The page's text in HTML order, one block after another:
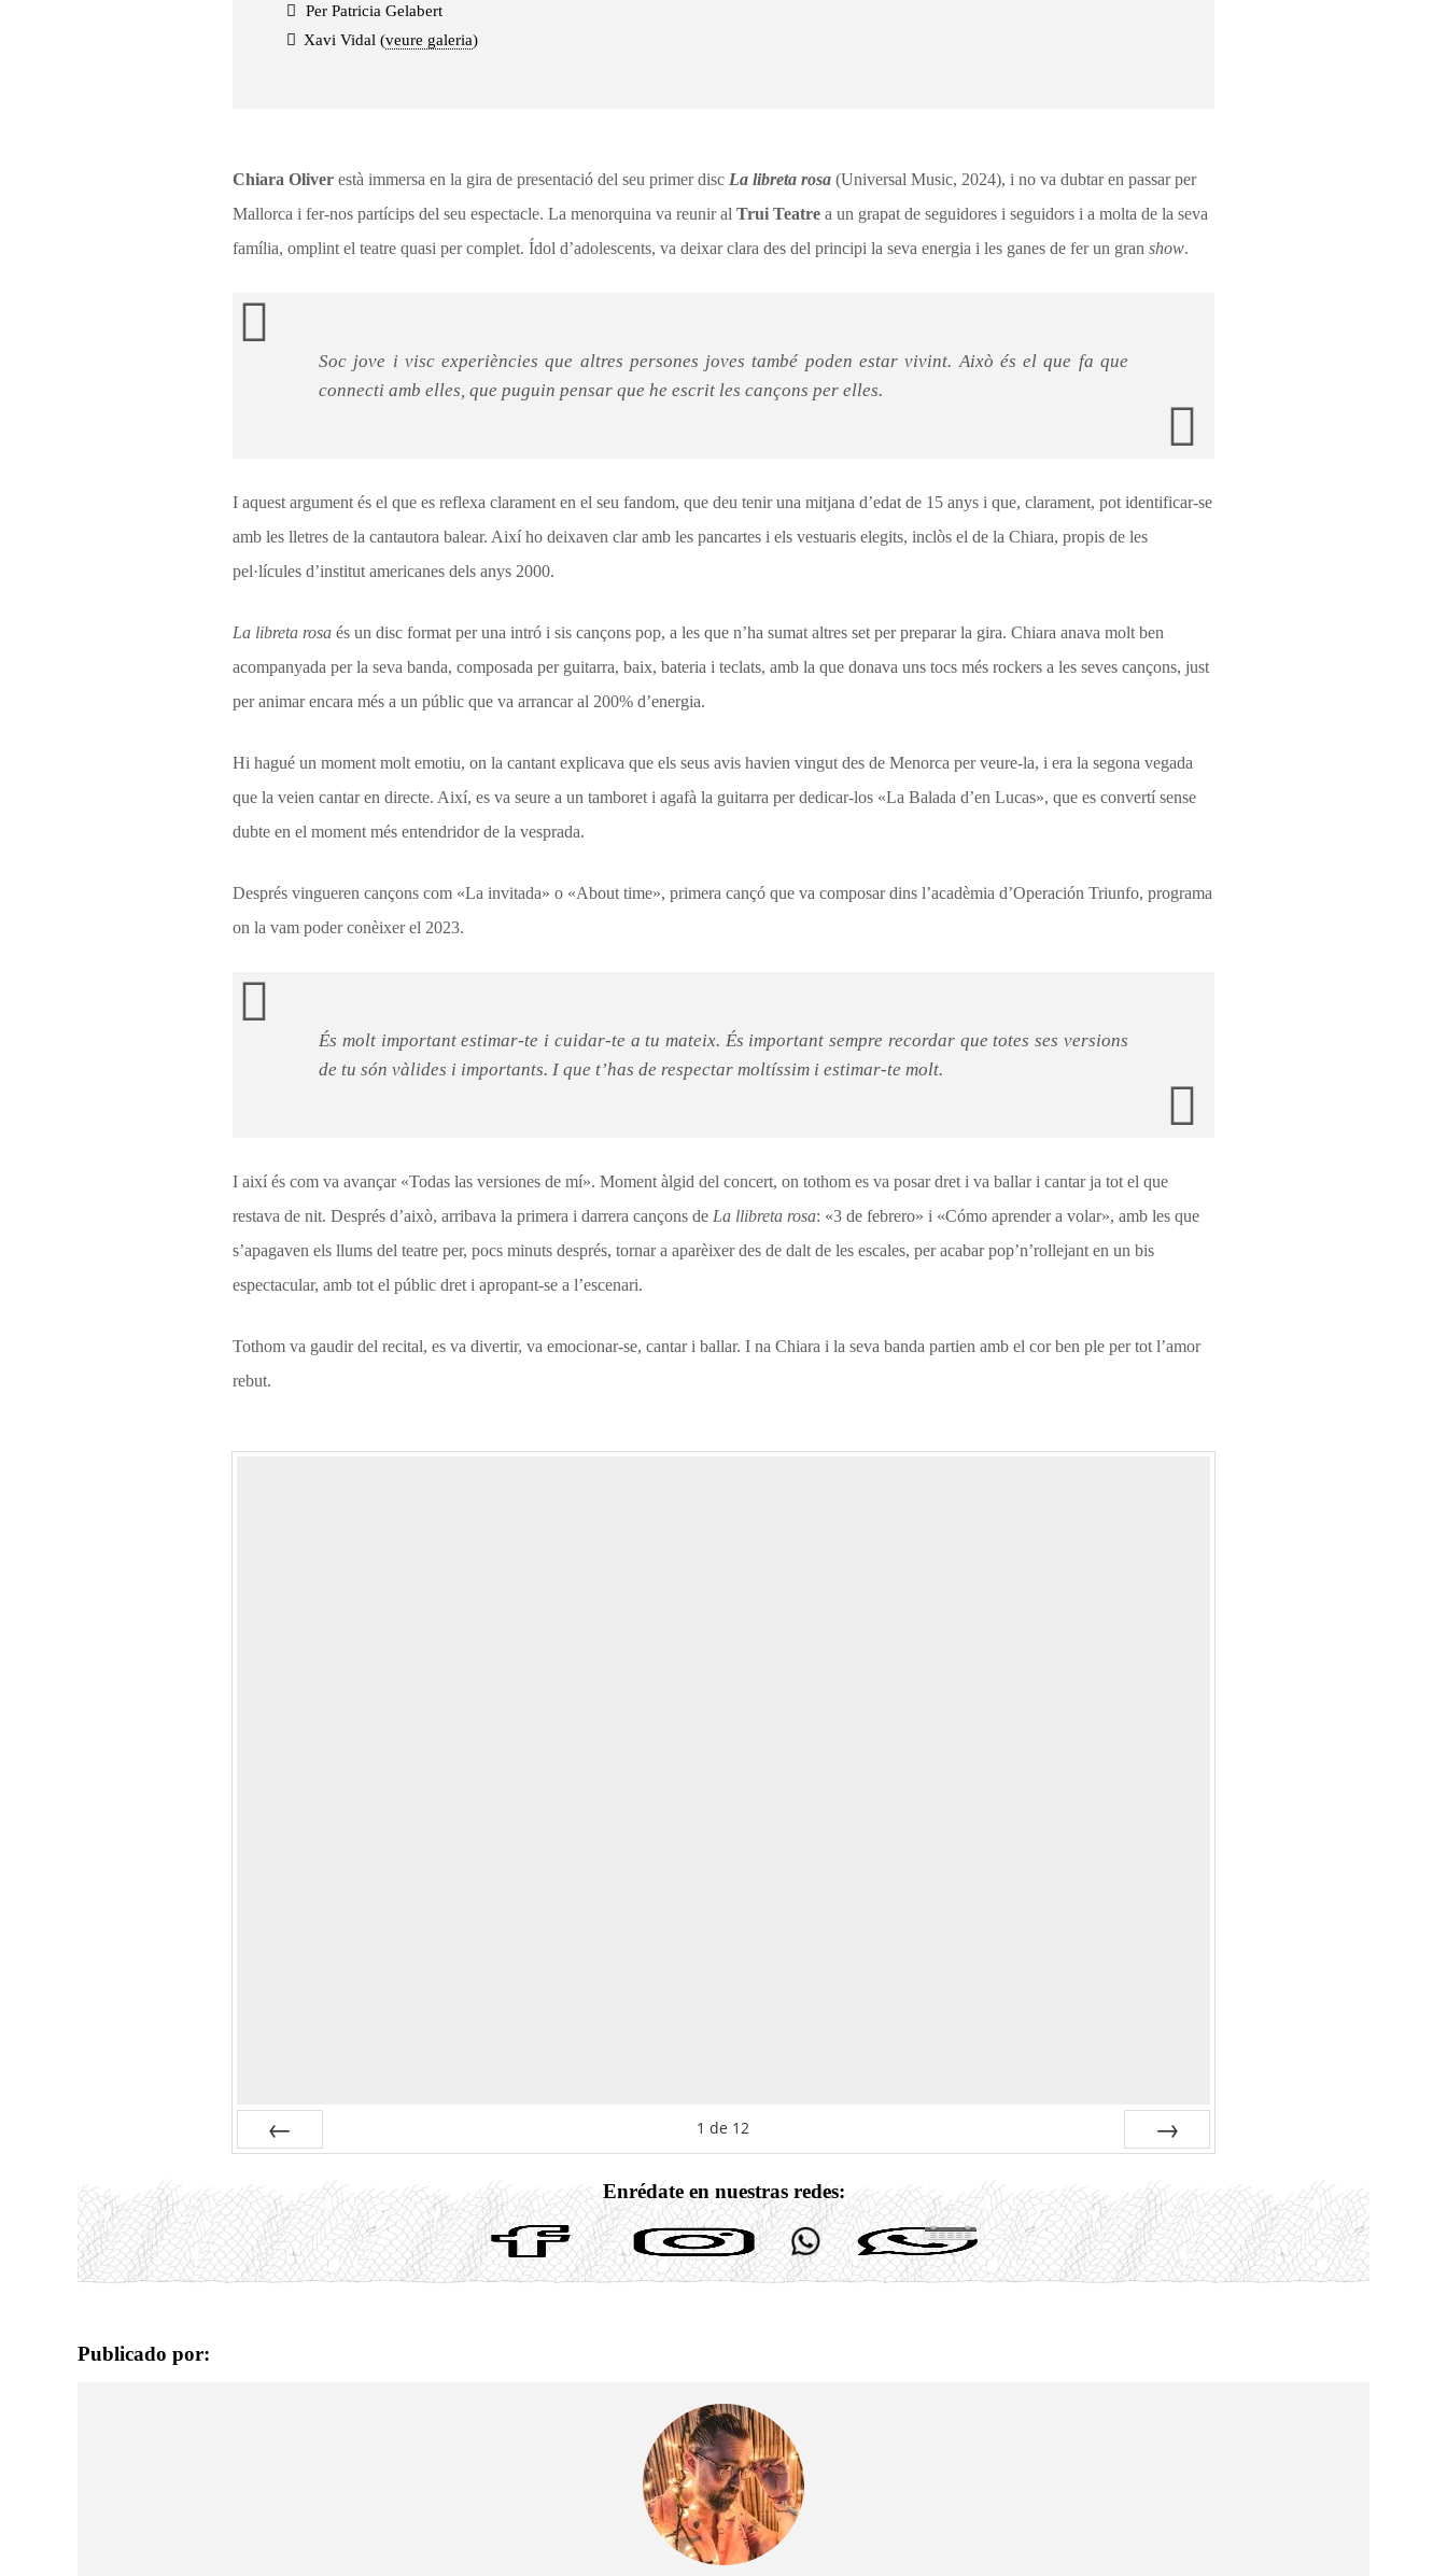
Per Patricia Gelabert
Xavi Vidal (veure galeria)
Chiara Oliver està immersa en la gira de presentació del seu primer disc La libreta rosa (Universal Music, 2024), i no va dubtar en passar per
Mallorca i fer-nos partícips del seu espectacle. La menorquina va reunir alTrui Teatre a un grapat de seguidores i seguidors i a molta de la seva
família, omplint el teatre quasi per complet. Ídol d’adolescents, va deixar clara des del principi la seva energia i les ganes de fer un granshow.
Soc jove i visc experiències que altres persones joves també poden estar vivint. Això és el que fa que
connecti amb elles, que puguin pensar que he escrit les cançons per elles.
I aquest argument és el que es reflexa clarament en el seu fandom, que deu tenir una mitjana d’edat de 15 anys i que, clarament, pot identificar-se
amb les lletres de la cantautora balear. Així ho deixaven clar amb les pancartes i els vestuaris elegits, inclòs el de la Chiara, propis de les
pel·lícules d’institut americanes dels anys 2000.
La libreta rosa és un disc format per una intró i sis cançons pop, a les que n’ha sumat altres set per preparar la gira. Chiara anava molt ben
acompanyada per la seva banda, composada per guitarra, baix, bateria i teclats, amb la que donava uns tocs més rockers a les seves cançons, just
per animar encara més a un públic que va arrancar al 200% d’energia.
Hi hagué un moment molt emotiu, on la cantant explicava que els seus avis havien vingut des de Menorca per veure-la, i era la segona vegada
que la veien cantar en directe. Així, es va seure a un tamboret i agafà la guitarra per dedicar-los «La Balada d’en Lucas», que es convertí sense
dubte en el moment més entendridor de la vesprada.
Després vingueren cançons com «La invitada» o «About time», primera cançó que va composar dins l’acadèmia d’Operación Triunfo, programa
on la vam poder conèixer el 2023.
És molt important estimar-te i cuidar-te a tu mateix. És important sempre recordar que totes ses versions
de tu són vàlides i importants. I que t’has de respectar moltíssim i estimar-te molt.
I així és com va avançar «Todas las versiones de mí». Moment àlgid del concert, on tothom es va posar dret i va ballar i cantar ja tot el que
restava de nit. Després d’això, arribava la primera i darrera cançons de La llibreta rosa: «3 de febrero» i «Cómo aprender a volar», amb les que
s’apagaven els llums del teatre per, pocs minuts després, tornar a aparèixer des de dalt de les escales, per acabar pop’n’rollejant en un bis
espectacular, amb tot el públic dret i apropant-se a l’escenari.
Tothom va gaudir del recital, es va divertir, va emocionar-se, cantar i ballar. I na Chiara i la seva banda partien amb el cor ben ple per tot l’amor
rebut.
1 de 12
Enrédate en nuestras redes:
Publicado por: